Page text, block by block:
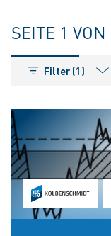
SEITE 1
Filter (1)